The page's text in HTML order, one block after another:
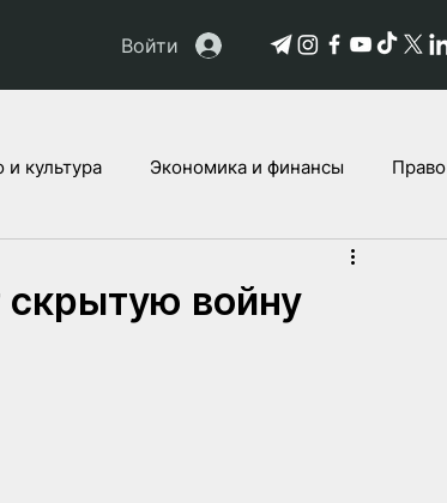
Войти
культура Экономика и финансы Право
Истории пострадавших
войну